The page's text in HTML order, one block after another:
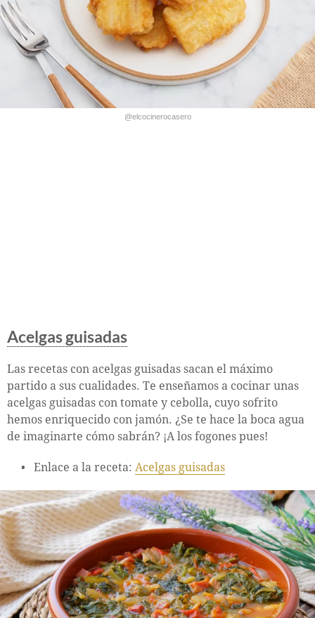
@elcocinerocasero
Acelgas guisadas
Las recetas con acelgas guisadas sacan el máximo
partido a sus cualidades. Te enseñamos a cocinar unas
acelgas guisadas con tomate y cebolla, cuyo sofrito
hemos enriquecido con jamón. ¿Se te hace la boca agua
de imaginarte cómo sabrán? ¡A los fogones pues!
Enlace a la receta: Acelgas guisadas